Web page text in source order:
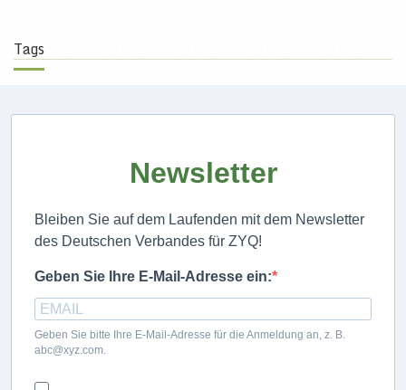
Tags
Newsletter
Bleiben Sie auf dem Laufenden mit dem Newsletter
des Deutschen Verbandes für ZYQ!
Geben Sie Ihre E-Mail-Adresse ein:
Geben Sie bitte Ihre E-Mail-Adresse für die Anmeldung an, z. B.
abc@xyz.com.